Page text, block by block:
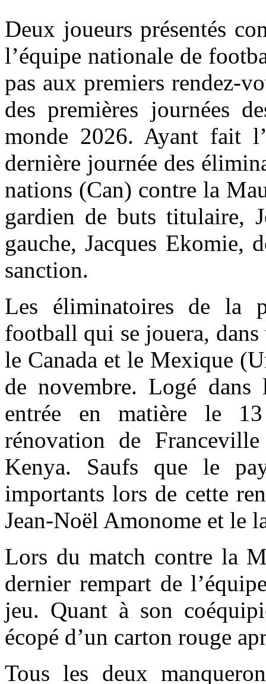
Deux joueurs présentés
l’équipe nationale de
pas aux premiers rendez-
des premières journées
monde 2026. Ayant fait
dernière journée des
nations (Can) contre la
gardien de buts titulaire,
gauche, Jacques Ekomie,
sanction.
Les éliminatoires de la
football qui se jouera,
le Canada et le Mexique
de novembre. Logé
entrée en matière le
rénovation de
Kenya. Saufs que le
importants lors de cette
Jean-Noël Amonome et le
Lors du match contre la
dernier rempart de
jeu. Quant à son
écopé d’un carton rouge
Tous les deux